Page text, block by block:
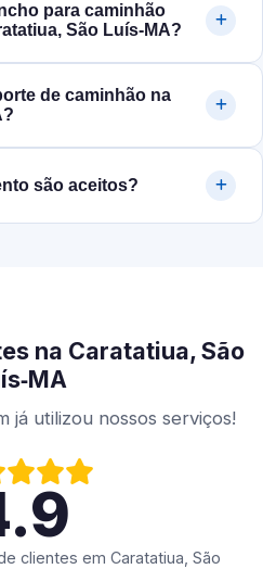
para caminhão
São Luís‑MA?
de caminhão na
são aceitos?
na Caratatiua, São
já utilizou nossos serviços!
clientes em Caratatiua, São